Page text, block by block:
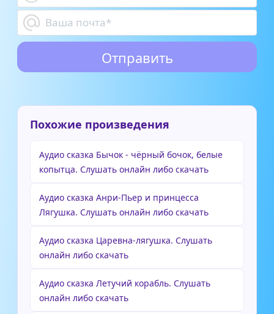
Похожие произведения
Аудио сказка Бычок - чёрный бочок, белые
копытца. Слушать онлайн либо скачать
Аудио сказка Анри-Пьер и принцесса
Лягушка. Слушать онлайн либо скачать
Аудио сказка Царевна-лягушка. Слушать
онлайн либо скачать
Аудио сказка Летучий корабль. Слушать
онлайн либо скачать